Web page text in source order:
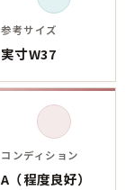
参考サイズ
実寸W37
コンディション
A（程度良好）